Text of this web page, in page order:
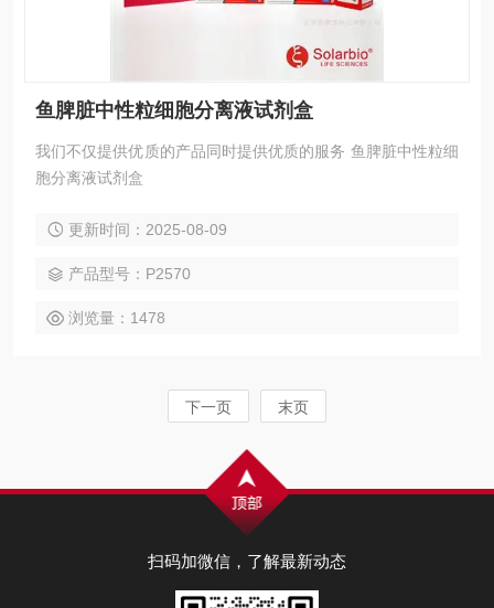
鱼脾脏中性粒细胞分离液试剂盒
我们不仅提供优质的产品同时提供优质的服务 鱼脾脏中性粒细
胞分离液试剂盒
更新时间：2025-08-09
产品型号：P2570
浏览量：1478
下一页 末页
扫码加微信，了解最新动态